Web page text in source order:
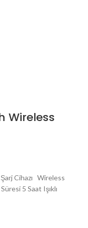
Wireless
Cihazı Wireless
5 Saat Işıklı